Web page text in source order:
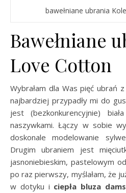
bawełniane ubrania
Bawełniane
Love Cotton
Wybrałam dla Was pięć ubrań
najbardziej przypadły mi do
jest (bezkonkurencyjnie)
naszywkami. Łączy w sobie
doskonale modelowanie
Drugim ubraniem jest
jasnoniebieskim, pastelowym
po raz pierwszy, myślałam, że
w dotyku i ciepła bluza